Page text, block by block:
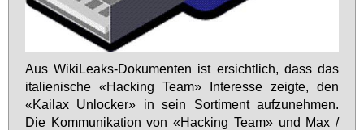
Aus Wi­ki­Leaks-Do­ku­men­ten ist er­sicht­lich, dass das
ita­lie­ni­sche «Hacking Team» In­ter­es­se zeig­te, den
«Kai­lax Un­lo­cker» in sein Sor­ti­ment auf­zu­neh­men.
Die Kom­mu­ni­ka­ti­on von «Hacking Team» und Max /